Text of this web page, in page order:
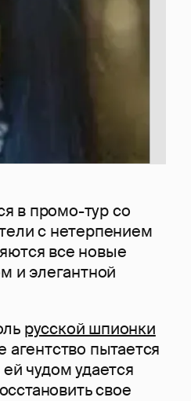
в промо-тур со
с нетерпением
все новые
и элегантной
русской шпионки
пытается
чудом удается
свое